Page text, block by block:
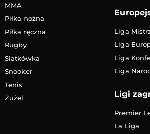
MMA
Piłka nożna
Piłka ręczna
Rugby
Siatkówka
Snooker
Tenis
Żużel
Liga
Liga
Liga
Liga
Ligi
Premier
La Liga